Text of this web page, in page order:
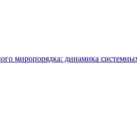
миропорядка: динамика